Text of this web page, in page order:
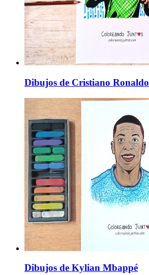
Dibujos de Cristiano Ronaldo
Dibujos de Kylian Mbappé